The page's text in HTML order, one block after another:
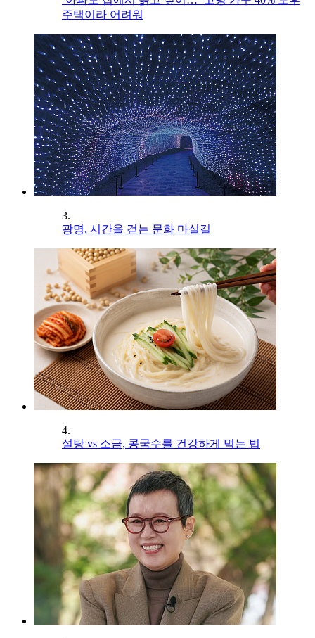
주택이라 어려워
3.
광명, 시간을 걷는 문화 마실길
4.
설탕 vs 소금, 콩국수를 건강하게 먹는 법